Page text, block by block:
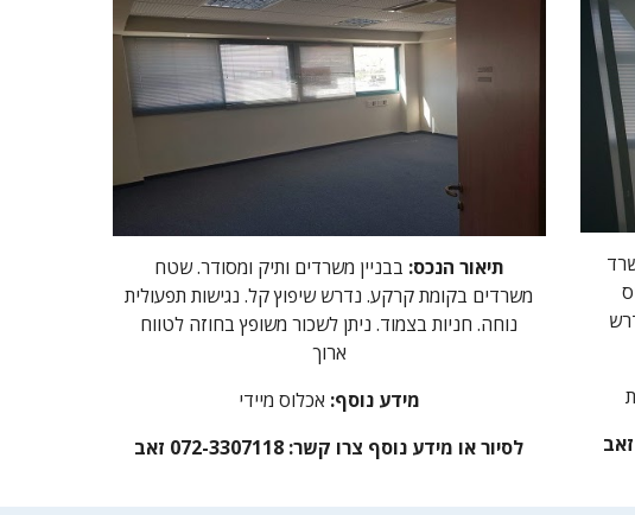
תיאור הנכס: בבניין משרדים ותיק ומסודר. שטח
משרדים בקומת קרקע. נדרש שיפוץ קל. נגישות תפעולית
נוחה. חניות בצמוד. ניתן לשכור משופץ בחוזה לטווח
ארוך
מידע נוסף: אכלוס מיידי
לסיור או מידע נוסף צרו קשר: 072-3307118 זאב